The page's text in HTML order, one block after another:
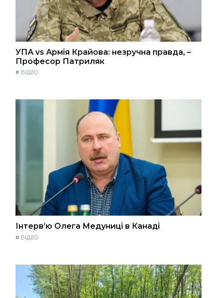
УПА vs Армія Крайова: незручна правда, –
Професор Патриляк
# ВІДЕО
Інтерв’ю Олега Медуниці в Канаді
# ВІДЕО